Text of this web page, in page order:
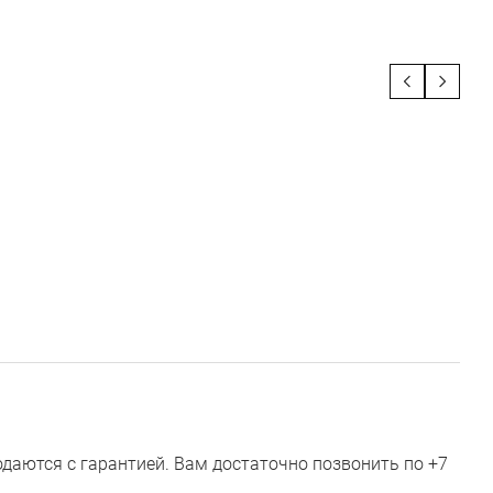
с гарантией. Вам достаточно позвонить по +7